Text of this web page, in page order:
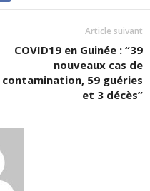
Article suivant
COVID19 en Guinée : “39
nouveaux cas de
contamination, 59 guéries
et 3 décès”